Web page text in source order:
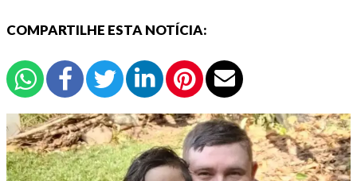
COMPARTILHE ESTA NOTÍCIA: